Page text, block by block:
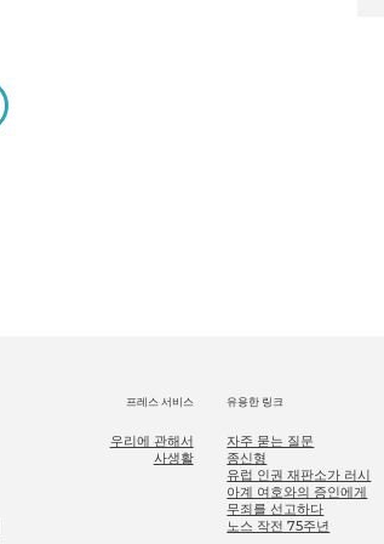
프레스 서비스
우리에 관해서
사생활
유용한 링크
자주 묻는 질문
종신형
유럽 인권 재판소가 러시
아계 여호와의 증인에게
무죄를 선고하다
노스 작전 75주년